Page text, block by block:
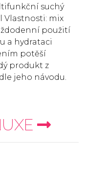
suchý
Vlastnosti: mix
použití
a hydrataci
potěší
produkt z
jeho návodu.